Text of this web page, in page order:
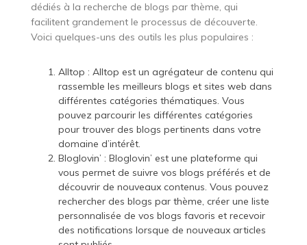
dédiés à la recherche de blogs par thème, qui
facilitent grandement le processus de découverte.
Voici quelques-uns des outils les plus populaires :
Alltop : Alltop est un agrégateur de contenu qui
rassemble les meilleurs blogs et sites web dans
différentes catégories thématiques. Vous
pouvez parcourir les différentes catégories
pour trouver des blogs pertinents dans votre
domaine d’intérêt.
Bloglovin’ : Bloglovin’ est une plateforme qui
vous permet de suivre vos blogs préférés et de
découvrir de nouveaux contenus. Vous pouvez
rechercher des blogs par thème, créer une liste
personnalisée de vos blogs favoris et recevoir
des notifications lorsque de nouveaux articles